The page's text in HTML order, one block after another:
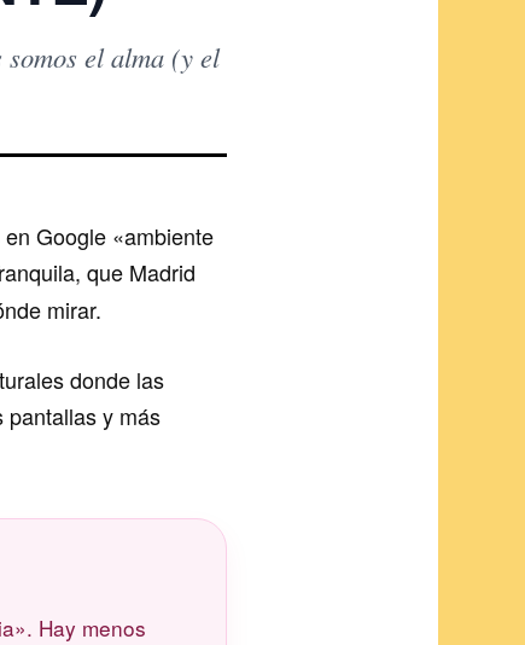
somos el alma (y el
Google «ambiente
que Madrid
mirar.
donde las
pantallas y más
Hay menos